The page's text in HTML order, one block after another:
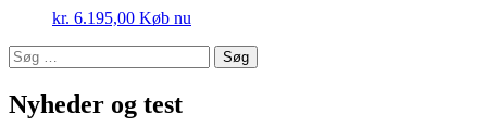
kr. 6.195,00 Køb nu
Søg
efter:
Nyheder og test